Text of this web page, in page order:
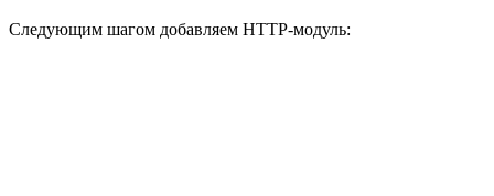
Следующим шагом добавляем HTTP-модуль: